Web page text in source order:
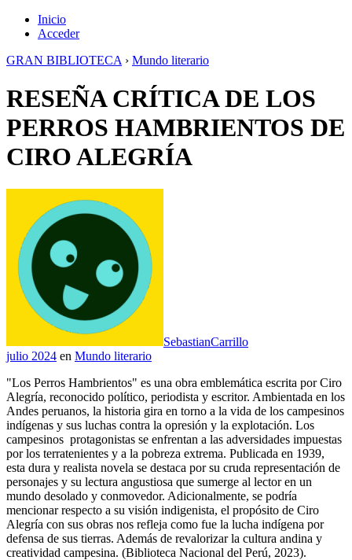
Inicio
Acceder
GRAN BIBLIOTECA › Mundo literario
RESEÑA CRÍTICA DE LOS
PERROS HAMBRIENTOS DE
CIRO ALEGRÍA
SebastianCarrillo
julio 2024 en Mundo literario
"Los Perros Hambrientos" es una obra emblemática escrita por Ciro
Alegría, reconocido político, periodista y escritor. Ambientada en los
Andes peruanos, la historia gira en torno a la vida de los campesinos
indígenas y sus luchas contra la opresión y la explotación. Los
campesinos protagonistas se enfrentan a las adversidades impuestas
por los terratenientes y a la pobreza extrema. Publicada en 1939,
esta dura y realista novela se destaca por su cruda representación de
personajes y su lectura angustiosa que sumerge al lector en un
mundo desolado y conmovedor. Adicionalmente, se podría
mencionar respecto a su visión indigenista, el propósito de Ciro
Alegría con sus obras nos refleja como fue la lucha indígena por
defensa de sus tierras. Además de revalorizar la cultura andina y
creatividad campesina. (Biblioteca Nacional del Perú, 2023).